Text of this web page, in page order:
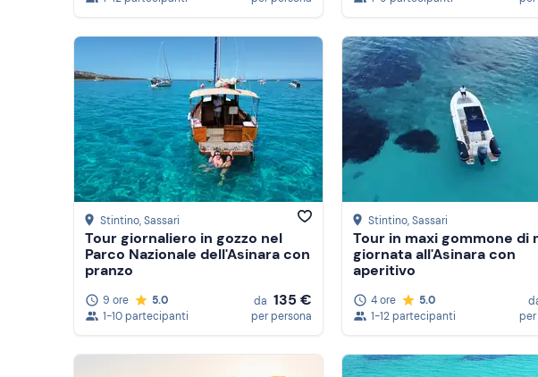
Stintino, Sassari
Tour giornaliero in gozzo nel
Parco Nazionale dell'Asinara con
pranzo
9 ore
5.0
1-10 partecipanti
da 135 €
per persona
Stintino, Sassari
Tour in maxi gommone di
giornata all'Asinara con
aperitivo
4 ore
5.0
1-12 partecipanti
per